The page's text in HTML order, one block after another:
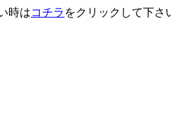
時はコチラ をクリックして下さ